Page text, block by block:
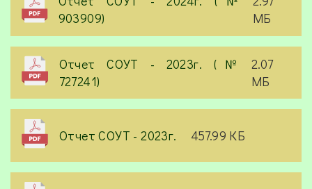
903909)
МБ
Отчет СОУТ - 2023г. (№
727241)
2.07
МБ
Отчет СОУТ - 2023г. 457.99 КБ